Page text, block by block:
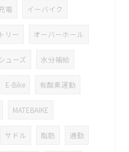
電 イーバイク
リー オーバーホール
ューズ 水分補給
E-Bike 有酸素運動
MATEBAIKE
サドル 脂肪 通勤